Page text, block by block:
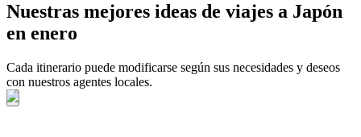
Nuestras mejores ideas de viajes a Japón
en enero
Cada itinerario puede modificarse según sus necesidades y deseos
con nuestros agentes locales.